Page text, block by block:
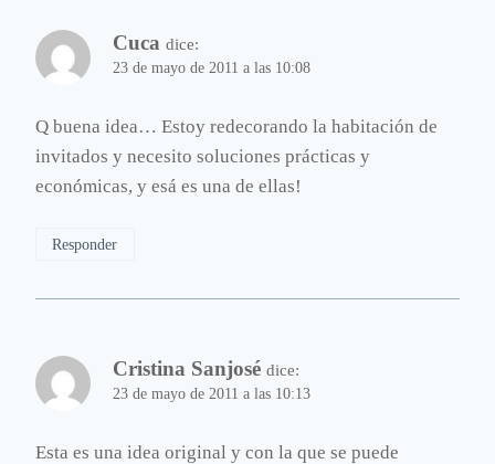
Cuca dice:
23 de mayo de 2011 a las 10:08
Q buena idea… Estoy redecorando la habitación de
invitados y necesito soluciones prácticas y
económicas, y esá es una de ellas!
Responder
Cristina Sanjosé dice:
23 de mayo de 2011 a las 10:13
Esta es una idea original y con la que se puede